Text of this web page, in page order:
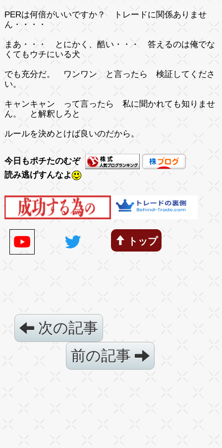
PERは何倍がいいですか？ トレードに関係ありませ
ん・・・・
まあ・・・ とにかく、酷い・・・ 答えるのは俺でな
くてもウチにいる犬
でも充分だ。 ワンワン と言ったら 検証してくださ
い。
キャンキャン って言ったら 私に聞かれても知りませ
ん。 と解釈しろと
ルールを決めとけば良いのだから。
今日もポチたのむぞ
読み逃げすんなよ
トップ
次の記事
前の記事